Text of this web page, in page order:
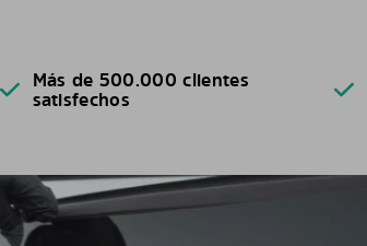
Más de 500.000 clientes
satisfechos